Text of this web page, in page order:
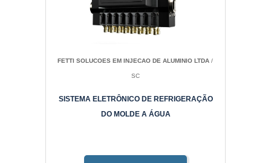
FETTI SOLUCOES EM INJECAO DE ALUMINIO LTDA /
SC
SISTEMA ELETRÔNICO DE REFRIGERAÇÃO
DO MOLDE A ÁGUA